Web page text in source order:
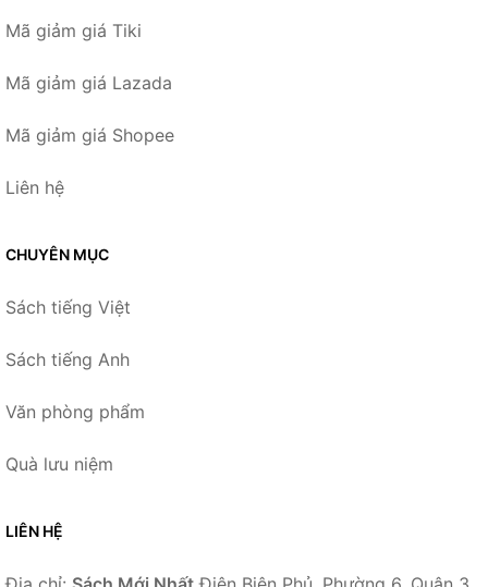
Mã giảm giá Tiki
Mã giảm giá Lazada
Mã giảm giá Shopee
Liên hệ
CHUYÊN MỤC
Sách tiếng Việt
Sách tiếng Anh
Văn phòng phẩm
Quà lưu niệm
LIÊN HỆ